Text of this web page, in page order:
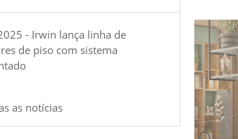
- Irwin lança linha de
de piso com sistema
as notícias